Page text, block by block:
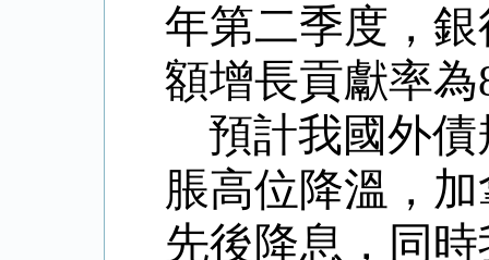
年第二季度，
額增長貢獻率為
預計我國外
脹高位降溫，
先後降息，同